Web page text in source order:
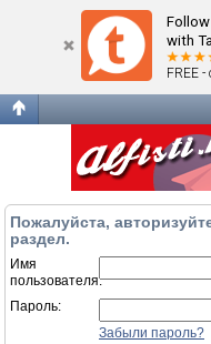
with
FREE -
Пожалуйста,
раздел.
Имя
пользователя:
Пароль:
Забыли пароль?